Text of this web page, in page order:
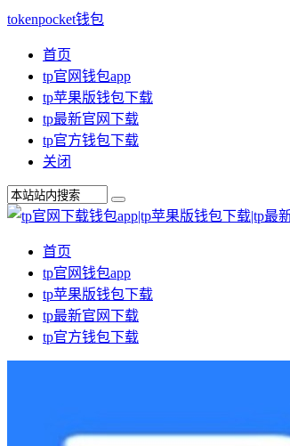
tokenpocket钱包
首页
tp官网钱包app
tp苹果版钱包下载
tp最新官网下载
tp官方钱包下载
关闭
首页
tp官网钱包app
tp苹果版钱包下载
tp最新官网下载
tp官方钱包下载